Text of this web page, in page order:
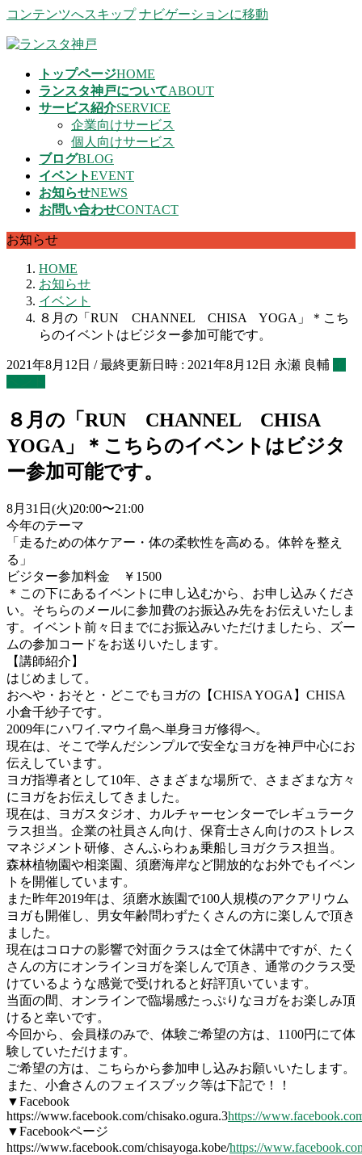
コンテンツへスキップ ナビゲーションに移動
トップページHOME
ランスタ神戸についてABOUT
サービス紹介SERVICE
企業向けサービス
個人向けサービス
ブログBLOG
イベントEVENT
お知らせNEWS
お問い合わせCONTACT
お知らせ
HOME
お知らせ
イベント
８月の「RUN CHANNEL CHISA YOGA」＊こち
らのイベントはビジター参加可能です。
2021年8月12日 / 最終更新日時 : 2021年8月12日 永瀬 良輔
８月の「RUN CHANNEL CHISA
YOGA」＊こちらのイベントはビジタ
ー参加可能です。
8月31日(火)20:00〜21:00
今年のテーマ
「走るための体ケアー・体の柔軟性を高める。体幹を整え
る」
ビジター参加料金 ￥1500
＊この下にあるイベントに申し込むから、お申し込みくださ
い。そちらのメールに参加費のお振込み先をお伝えいたしま
す。イベント前々日までにお振込みいただけましたら、ズー
ムの参加コードをお送りいたします。
【講師紹介】
はじめまして。
おへや・おそと・どこでもヨガの【CHISA YOGA】CHISA
小倉千紗子です。
2009年にハワイ.マウイ島へ単身ヨガ修得へ。
現在は、そこで学んだシンプルで安全なヨガを神戸中心にお
伝えしています。
ヨガ指導者として10年、さまざまな場所で、さまざまな方々
にヨガをお伝えしてきました。
現在は、ヨガスタジオ、カルチャーセンターでレギュラーク
ラス担当。企業の社員さん向け、保育士さん向けのストレス
マネジメント研修、さんふらわぁ乗船しヨガクラス担当。
森林植物園や相楽園、須磨海岸など開放的なお外でもイベン
トを開催しています。
また昨年2019年は、須磨水族園で100人規模のアクアリウム
ヨガも開催し、男女年齢問わずたくさんの方に楽しんで頂き
ました。
現在はコロナの影響で対面クラスは全て休講中ですが、たく
さんの方にオンラインヨガを楽しんで頂き、通常のクラス受
けているような感覚で受けれると好評頂いています。
当面の間、オンラインで臨場感たっぷりなヨガをお楽しみ頂
けると幸いです。
今回から、会員様のみで、体験ご希望の方は、1100円にて体
験していただけます。
ご希望の方は、こちらから参加申し込みお願いいたします。
また、小倉さんのフェイスブック等は下記で！！
▼Facebook
https://www.facebook.com/chisako.ogura.3https://
▼Facebookページ
https://www.facebook.com/chisayoga.kobe/https://